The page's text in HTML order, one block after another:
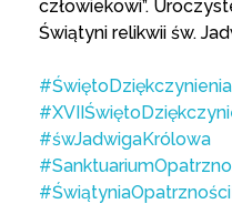
człowiekowi”.
Świątyni relikwii św.
#ŚwiętoDziękczynienia
#śwJadwigaKrólowa